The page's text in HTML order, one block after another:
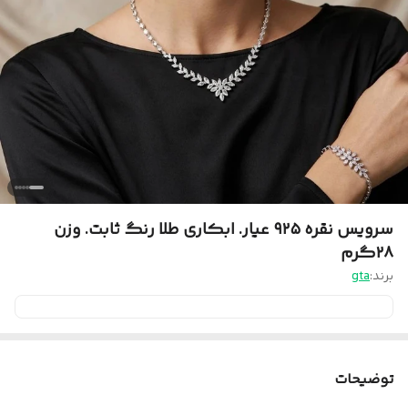
سرویس نقره ۹۲۵ عیار. ابکاری طلا رنگ ثابت. وزن
۲۸گرم
برند:gta
توضیحات